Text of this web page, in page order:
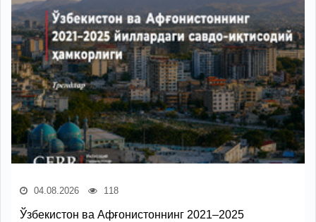
04.08.2026 118
Ўзбекистон ва Афғонистоннинг 2021–2025